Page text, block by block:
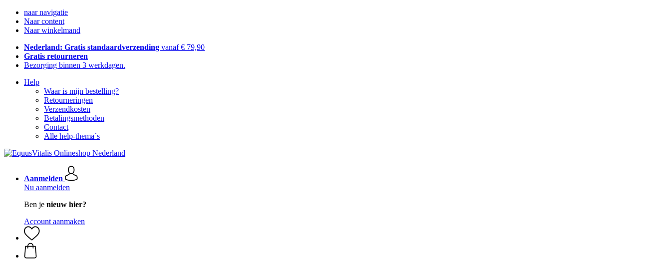
naar navigatie
Naar content
Naar winkelmand
Nederland: Gratis standaardverzending vanaf € 79,90
Gratis retourneren
Bezorging binnen 3 werkdagen.
Help
Waar is mijn bestelling?
Retourneringen
Verzendkosten
Betalingsmethoden
Contact
Alle help-thema`s
Aanmelden
Nu aanmelden
Ben je nieuw hier?
Account aanmaken